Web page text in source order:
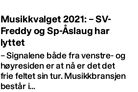
Musikkvalget 2021: – SV-
Freddy og Sp-Åslaug har
lyttet
– Signalene både fra venstre- og
høyresiden er at nå er det det
frie feltet sin tur. Musikkbransjen
består i...